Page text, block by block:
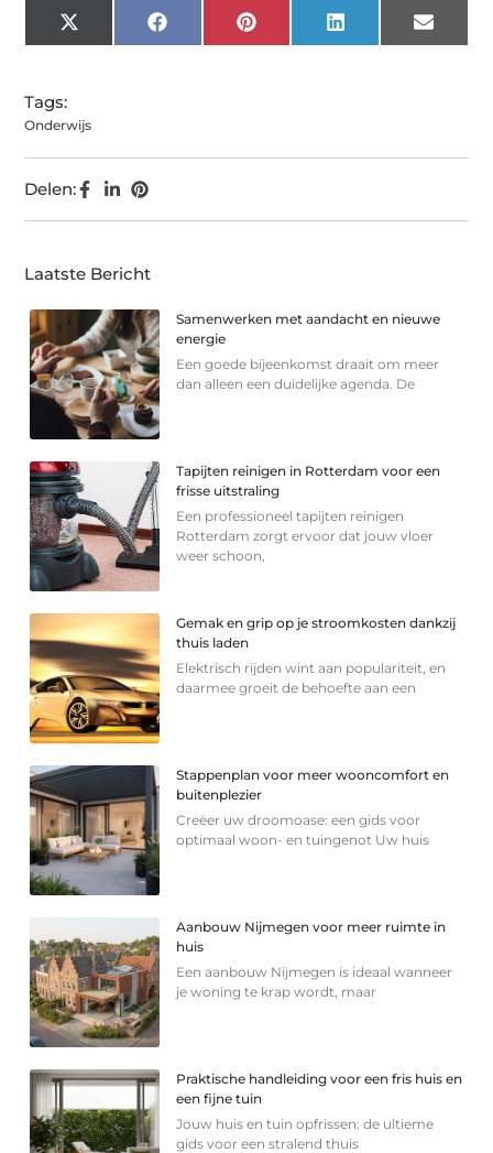
X
(Twitter)
FacebookPinterest LinkedIn Email
Tags:
Onderwijs
Delen:
Laatste Bericht
Samenwerken met aandacht en nieuwe
energie
Een goede bijeenkomst draait om meer
dan alleen een duidelijke agenda. De
Tapijten reinigen in Rotterdam voor een
frisse uitstraling
Een professioneel tapijten reinigen
Rotterdam zorgt ervoor dat jouw vloer
weer schoon,
Gemak en grip op je stroomkosten dankzij
thuis laden
Elektrisch rijden wint aan populariteit, en
daarmee groeit de behoefte aan een
Stappenplan voor meer wooncomfort en
buitenplezier
Creëer uw droomoase: een gids voor
optimaal woon- en tuingenot Uw huis
Aanbouw Nijmegen voor meer ruimte in
huis
Een aanbouw Nijmegen is ideaal wanneer
je woning te krap wordt, maar
Praktische handleiding voor een fris huis en
een fijne tuin
Jouw huis en tuin opfrissen: de ultieme
gids voor een stralend thuis